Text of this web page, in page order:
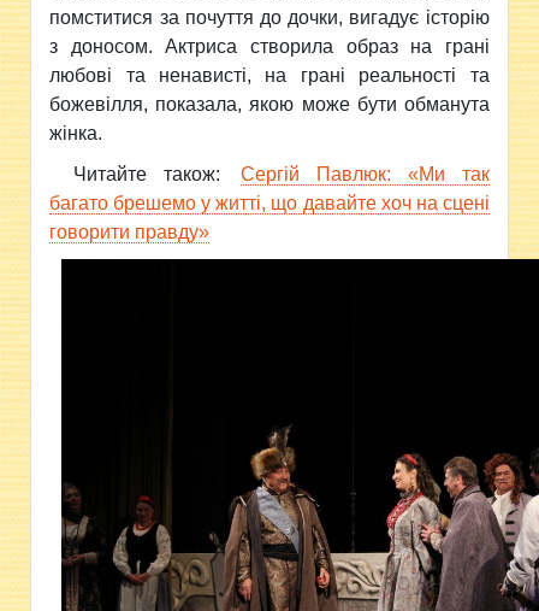
помститися за почуття до дочки, вигадує історію
з доносом. Актриса створила образ на грані
любові та ненависті, на грані реальності та
божевілля, показала, якою може бути обманута
жінка.
Читайте також:
Сергій Павлюк: «Ми так
багато брешемо у житті, що давайте хоч на сцені
говорити правду»